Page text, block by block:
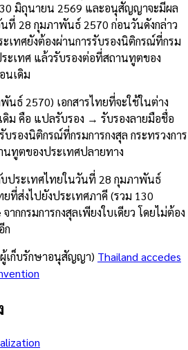
มิถุนายน 2569 และอนุสัญญาจะมีผล
ที่ 28 กุมภาพันธ์ 2570 ก่อนวันดังกล่าว
ะเทศยังต้องผ่านการรับรองนิติกรณ์ที่กรม
ระเทศ แล้วรับรองต่อที่สถานทูตของ
นเดิม
ธ์ 2570) เอกสารไทยที่จะใช้ในต่าง
ม คือ แปลรับรอง → รับรองลายมือชื่อ
รองนิติกรณ์ที่กรมการกงสุล กระทรวงการ
ทูตของประเทศปลายทาง
ประเทศไทยในวันที่ 28 กุมภาพันธ์
ที่ส่งไปยังประเทศภาคี (รวม 130
ากกรมการกงสุลเพียงใบเดียว โดยไม่ต้อง
ก
ผู้เก็บรักษาอนุสัญญา) Thailand accedes